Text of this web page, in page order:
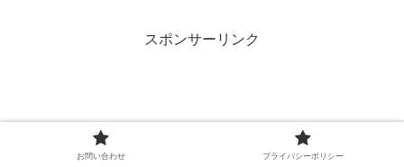
スポンサーリンク
お問い合わせ プライバシーポリシー